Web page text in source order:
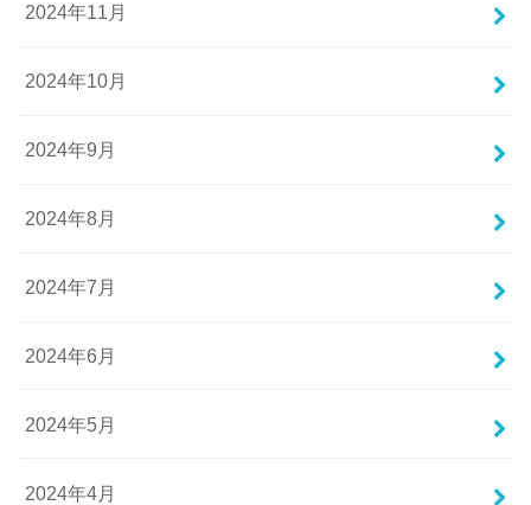
2024年11月
2024年10月
2024年9月
2024年8月
2024年7月
2024年6月
2024年5月
2024年4月